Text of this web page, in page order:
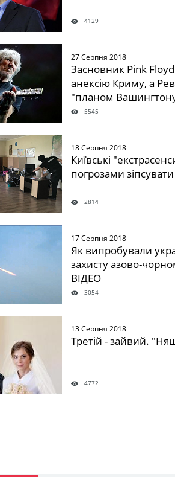
4129
27 Серпня 2018
Засновник Pink
анексію Криму, а
"планом
5545
18 Серпня 2018
Київські
погрозами
2814
17 Серпня 2018
Як випробували
захисту азово-
ВІДЕО
3054
13 Серпня 2018
Третій - зайвий.
4772